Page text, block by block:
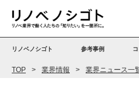
リノベノシゴト 参考事例
TOP 業界情報 業界ニュース一